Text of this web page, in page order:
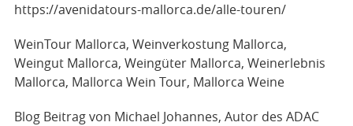
https://avenidatours-mallorca.de/alle-touren/
WeinTour Mallorca, Weinverkostung Mallorca,
Weingut Mallorca, Weingüter Mallorca, Weinerlebnis
Mallorca, Mallorca Wein Tour, Mallorca Weine
Blog Beitrag von Michael Johannes, Autor des ADAC